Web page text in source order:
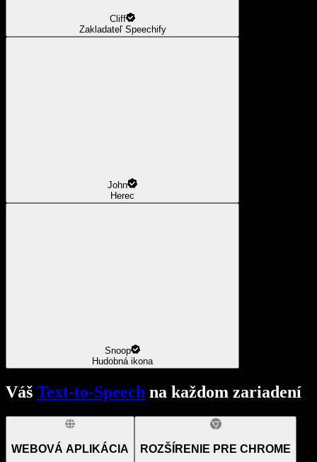
Cliff
Zakladateľ Speechify
John
Herec
Snoop
Hudobná ikona
Váš Text-to-Speech na každom zariadení
WEBOVÁ APLIKÁCIA ROZŠÍRENIE PRE CHROME